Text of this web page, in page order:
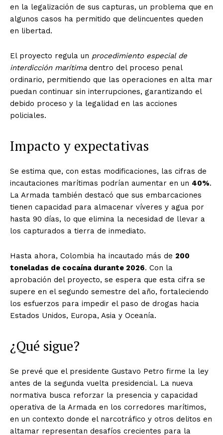
en la legalización de sus capturas, un problema que en
algunos casos ha permitido que delincuentes queden
en libertad.
El proyecto regula un procedimiento especial de
interdicción marítimadentro del proceso penal
ordinario, permitiendo que las operaciones en alta mar
puedan continuar sin interrupciones, garantizando el
debido proceso y la legalidad en las acciones
policiales.
Impacto y expectativas
Se estima que, con estas modificaciones, las cifras de
incautaciones marítimas podrían aumentar en un 40%.
La Armada también destacó que sus embarcaciones
tienen capacidad para almacenar víveres y agua por
hasta 90 días, lo que elimina la necesidad de llevar a
los capturados a tierra de inmediato.
Hasta ahora, Colombia ha incautado más de 200
toneladas de cocaína durante 2026. Con la
aprobación del proyecto, se espera que esta cifra se
supere en el segundo semestre del año, fortaleciendo
los esfuerzos para impedir el paso de drogas hacia
Estados Unidos, Europa, Asia y Oceanía.
¿Qué sigue?
Se prevé que el presidente Gustavo Petro firme la ley
antes de la segunda vuelta presidencial. La nueva
normativa busca reforzar la presencia y capacidad
operativa de la Armada en los corredores marítimos,
en un contexto donde el narcotráfico y otros delitos en
altamar representan desafíos crecientes para la